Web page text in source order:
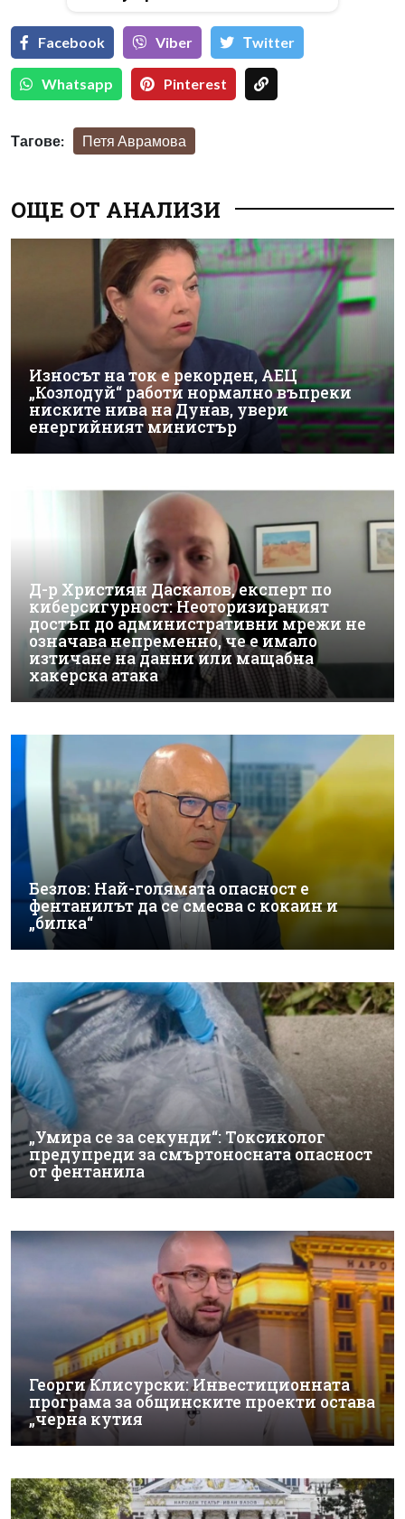
Facebook Viber Тwitter
Whatsapp Pinterest
Тагове: Петя Аврамова
ОЩЕ ОТ АНАЛИЗИ
Износът на ток е рекорден, АЕЦ
„Козлодуй“ работи нормално въпреки
ниските нива на Дунав, увери
енергийният министър
Д-р Християн Даскалов, експерт по
киберсигурност: Неоторизираният
достъп до административни мрежи не
означава непременно, че е имало
изтичане на данни или мащабна
хакерска атака
Безлов: Най-голямата опасност е
фентанилът да се смесва с кокаин и
„билка“
„Умира се за секунди“: Токсиколог
предупреди за смъртоносната опасност
от фентанила
Георги Клисурски: Инвестиционната
програма за общинските проекти остава
„черна кутия